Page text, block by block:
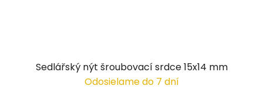
Sedlářský nýt šroubovací srdce 15x14 mm
Odosielame do 7 dní